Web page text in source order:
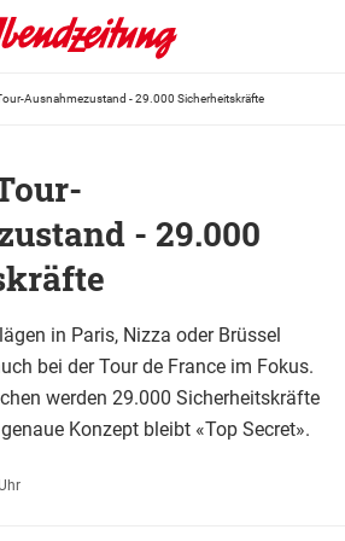
Ausnahmezustand - 29.000 Sicherheitskräfte
- 29.000
in Paris, Nizza oder Brüssel
bei der Tour de France im Fokus.
werden 29.000 Sicherheitskräfte
Konzept bleibt «Top Secret».